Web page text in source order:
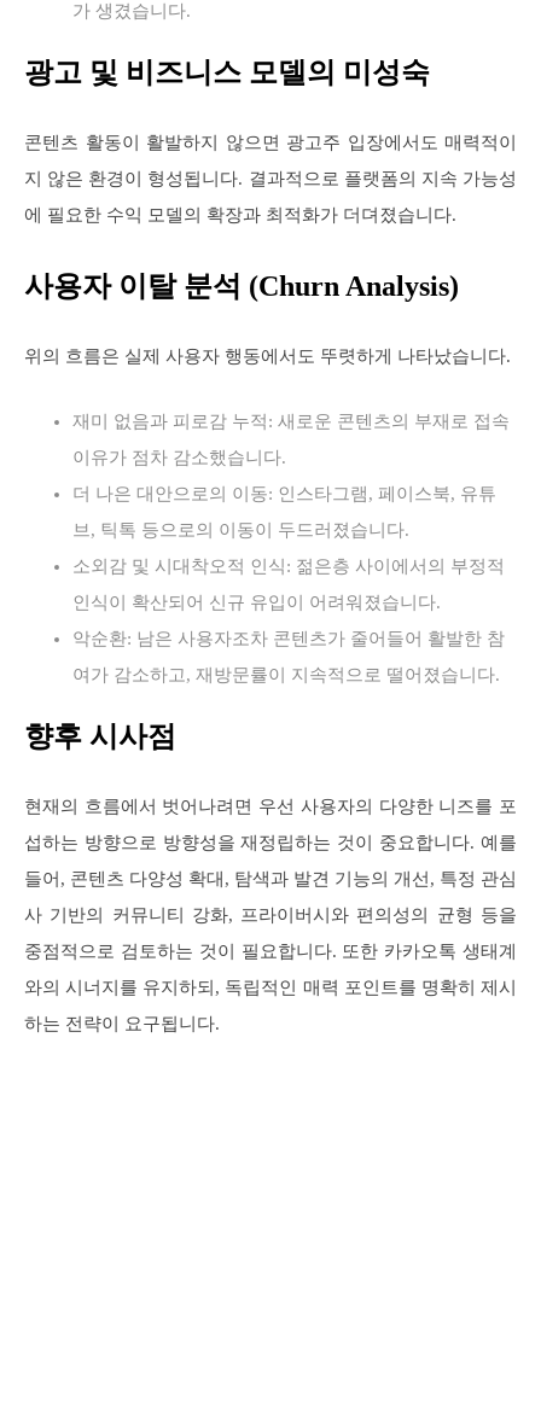
가 생겼습니다.
광고 및 비즈니스 모델의 미성숙
콘텐츠 활동이 활발하지 않으면 광고주 입장에서도 매력적이
지 않은 환경이 형성됩니다. 결과적으로 플랫폼의 지속 가능성
에 필요한 수익 모델의 확장과 최적화가 더뎌졌습니다.
사용자 이탈 분석 (Churn Analysis)
위의 흐름은 실제 사용자 행동에서도 뚜렷하게 나타났습니다.
재미 없음과 피로감 누적: 새로운 콘텐츠의 부재로 접속
이유가 점차 감소했습니다.
더 나은 대안으로의 이동: 인스타그램, 페이스북, 유튜
브, 틱톡 등으로의 이동이 두드러졌습니다.
소외감 및 시대착오적 인식: 젊은층 사이에서의 부정적
인식이 확산되어 신규 유입이 어려워졌습니다.
악순환: 남은 사용자조차 콘텐츠가 줄어들어 활발한 참
여가 감소하고, 재방문률이 지속적으로 떨어졌습니다.
향후 시사점
현재의 흐름에서 벗어나려면 우선 사용자의 다양한 니즈를 포
섭하는 방향으로 방향성을 재정립하는 것이 중요합니다. 예를
들어, 콘텐츠 다양성 확대, 탐색과 발견 기능의 개선, 특정 관심
사 기반의 커뮤니티 강화, 프라이버시와 편의성의 균형 등을
중점적으로 검토하는 것이 필요합니다. 또한 카카오톡 생태계
와의 시너지를 유지하되, 독립적인 매력 포인트를 명확히 제시
하는 전략이 요구됩니다.